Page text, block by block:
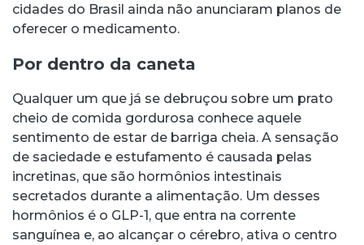
cidades do Brasil ainda não anunciaram planos de
oferecer o medicamento.
Por dentro da caneta
Qualquer um que já se debruçou sobre um prato
cheio de comida gordurosa conhece aquele
sentimento de estar de barriga cheia. A sensação
de saciedade e estufamento é causada pelas
incretinas, que são hormônios intestinais
secretados durante a alimentação. Um desses
hormônios é o GLP-1, que entra na corrente
sanguínea e, ao alcançar o cérebro, ativa o centro